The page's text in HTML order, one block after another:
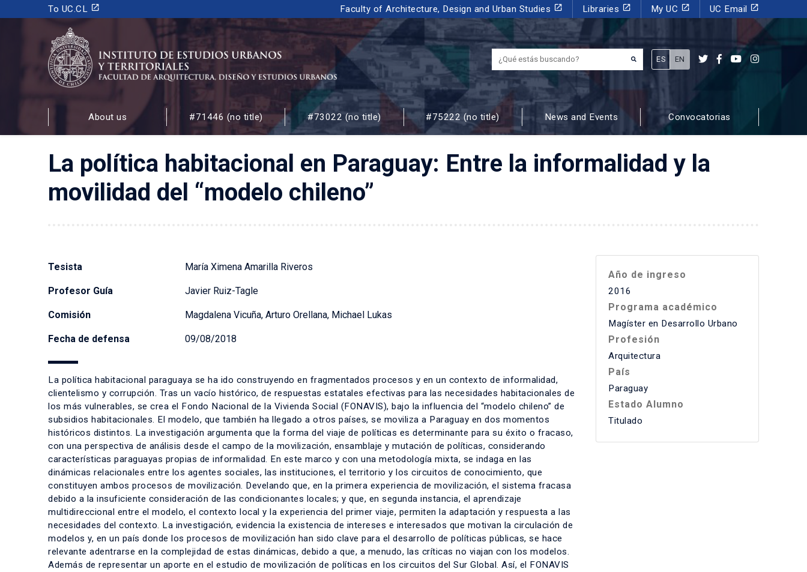
To UC.CL launch Faculty of Architecture, Design and Urban Studies launch Libraries launch My UC launch UC Email launch
INSTITUTO DE ESTUDIOS URBANOS
Y TERRITORIALES
FACULTAD DE ARQUITECTURA, DISEÑO Y ESTUDIOS URBANOS
¿Qué estás buscando?
ES EN
About us #71446 (no title) #73022 (no title) #75222 (no title) News and Events Convocatorias
La política habitacional en Paraguay: Entre la informalidad y la
movilidad del “modelo chileno”
Tesista María Ximena Amarilla Riveros
Profesor Guía Javier Ruiz-Tagle
Comisión Magdalena Vicuña, Arturo Orellana, Michael Lukas
Fecha de defensa 09/08/2018
La política habitacional paraguaya se ha ido construyendo en fragmentados procesos y en un contexto de informalidad,
clientelismo y corrupción. Tras un vacío histórico, de respuestas estatales efectivas para las necesidades habitacionales de
los más vulnerables, se crea el Fondo Nacional de la Vivienda Social (FONAVIS), bajo la influencia del “modelo chileno” de
subsidios habitacionales. El modelo, que también ha llegado a otros países, se moviliza a Paraguay en dos momentos
históricos distintos. La investigación argumenta que la forma del viaje de políticas es determinante para su éxito o fracaso,
con una perspectiva de análisis desde el campo de la movilización, ensamblaje y mutación de políticas, considerando
características paraguayas propias de informalidad. En este marco y con una metodología mixta, se indaga en las
dinámicas relacionales entre los agentes sociales, las instituciones, el territorio y los circuitos de conocimiento, que
constituyen ambos procesos de movilización. Develando que, en la primera experiencia de movilización, el sistema fracasa
debido a la insuficiente consideración de las condicionantes locales; y que, en segunda instancia, el aprendizaje
multidireccional entre el modelo, el contexto local y la experiencia del primer viaje, permiten la adaptación y respuesta a las
necesidades del contexto. La investigación, evidencia la existencia de intereses e interesados que motivan la circulación de
modelos y, en un país donde los procesos de movilización han sido clave para el desarrollo de políticas públicas, se hace
relevante adentrarse en la complejidad de estas dinámicas, debido a que, a menudo, las críticas no viajan con los modelos.
Además de representar un aporte en el estudio de movilización de políticas en los circuitos del Sur Global. Así, el FONAVIS
Año de ingreso
2016
Programa académico
Magíster en Desarrollo Urbano
Profesión
Arquitectura
País
Paraguay
Estado Alumno
Titulado